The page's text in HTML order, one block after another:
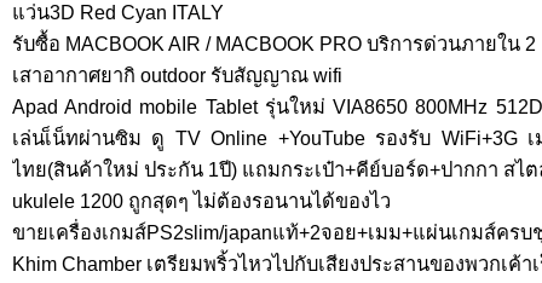
แว่น3D Red Cyan ITALY
รับซื้อ MACBOOK AIR / MACBOOK PRO บริการด่วนภายใน
เสาอากาศยากิ outdoor รับสัญญาณ wifi
Apad Android mobile Tablet รุ่นใหม่ VIA8650 800MHz
เล่นเ็น็ทผ่านซิม ดู TV Online +YouTube รองรับ WiFi+3G
ไทย(สินค้าใหม่ ประกัน 1ปี) แถมกระเป๋า+คีย์บอร์ด+ปากกา สไ
ukulele 1200 ถูกสุดๆ ไม่ต้องรอนานได้ของไว
ขายเครื่องเกมส์PS2slim/japanแท้+2จอย+เมม+แผ่นเกมส์ครบ
Khim Chamber เตรียมพริ้วไหวไปกับเสียงประสานของพวกเค้า